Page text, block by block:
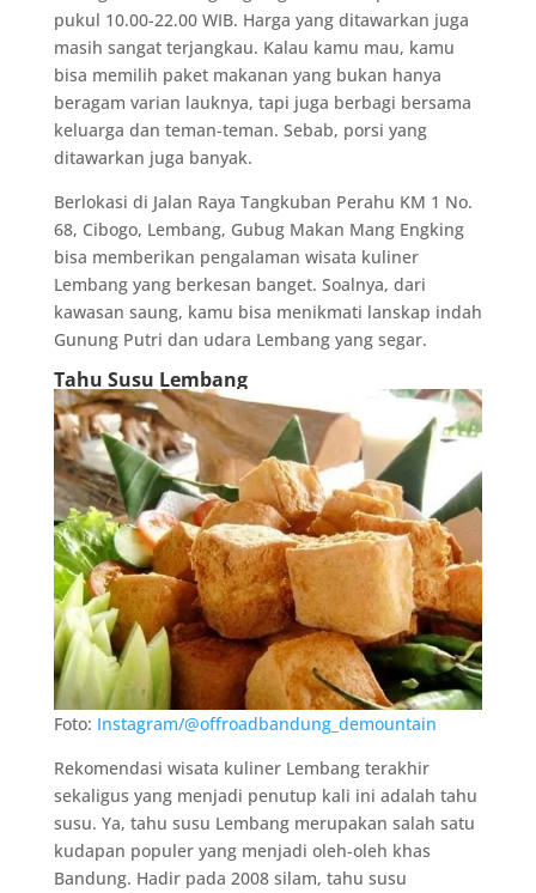
pukul 10.00-22.00 WIB. Harga yang ditawarkan juga
masih sangat terjangkau. Kalau kamu mau, kamu
bisa memilih paket makanan yang bukan hanya
beragam varian lauknya, tapi juga berbagi bersama
keluarga dan teman-teman. Sebab, porsi yang
ditawarkan juga banyak.
Berlokasi di Jalan Raya Tangkuban Perahu KM 1 No.
68, Cibogo, Lembang, Gubug Makan Mang Engking
bisa memberikan pengalaman wisata kuliner
Lembang yang berkesan banget. Soalnya, dari
kawasan saung, kamu bisa menikmati lanskap indah
Gunung Putri dan udara Lembang yang segar.
Tahu Susu Lembang
Foto: Instagram/@offroadbandung_demountain
Rekomendasi wisata kuliner Lembang terakhir
sekaligus yang menjadi penutup kali ini adalah tahu
susu. Ya, tahu susu Lembang merupakan salah satu
kudapan populer yang menjadi oleh-oleh khas
Bandung. Hadir pada 2008 silam, tahu susu